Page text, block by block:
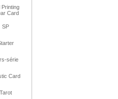
Printing
Card
SP
série
Card
Tarot